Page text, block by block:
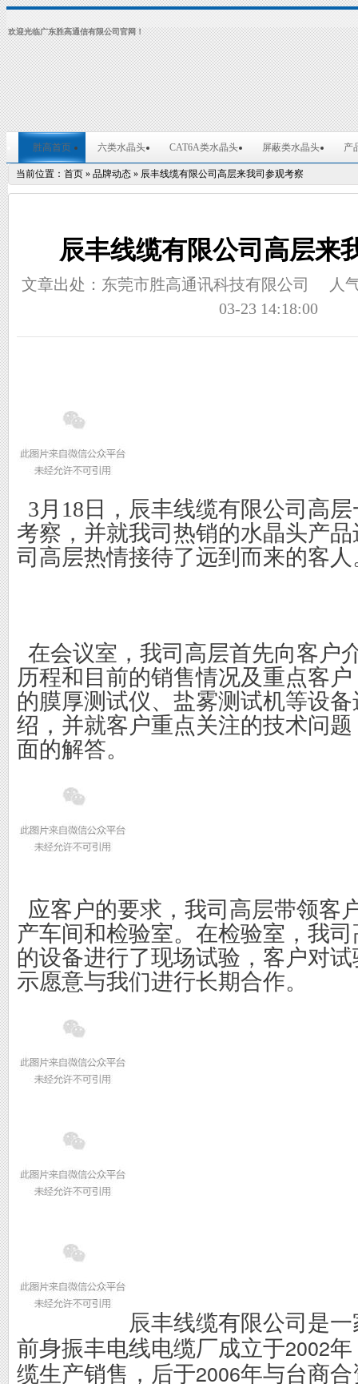
欢迎光临广东胜高通信有限公司官网！
胜高首页 六类水晶头 CAT6A类水晶头 屏蔽类水晶头 产
当前位置： 首页 » 品牌动态 » 辰丰线缆有限公司高层来我司参观考察
辰丰线缆有限公司高层来
文章出处：东莞市胜高通讯科技有限公司
人
03-23 14:18:00
  3
月 18 日， 辰丰线缆有限公司 高层
考察，并就我司热销的水晶头产品
司高层热情接待了远到而来的客人
  在会议室，
我司高层首先向客户
历程和 目前的销售情况及重点客户
的膜厚测试仪、 盐雾测试机等设
绍，并就客户重点关注的技术问
面的解答。
  应
客户的要求， 我司高层带领客
产车间和检验室。在检验室， 我司
的设备进行了现场试验，客户对
示愿意与我们进行长期合作。
辰丰线缆有限公司是
前身振丰电线电缆厂成立于2002年
缆生产销售，后于2006年与台商